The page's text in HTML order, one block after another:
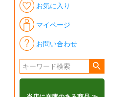
お気に入り
マイページ
お問い合わせ